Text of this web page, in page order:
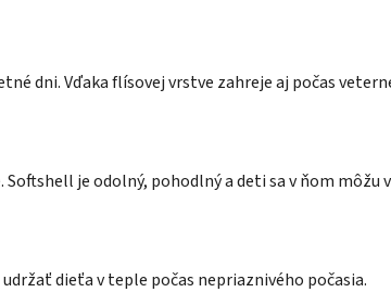
dni. Vďaka flísovej vrstve zahreje aj počas
je odolný, pohodlný a deti sa v ňom môžu
dieťa v teple počas nepriaznivého počasia.